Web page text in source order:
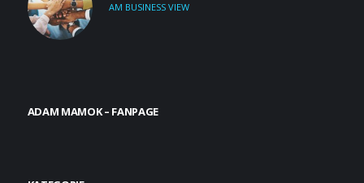
AM BUSINESS VIEW
ADAM MAMOK – FANPAGE